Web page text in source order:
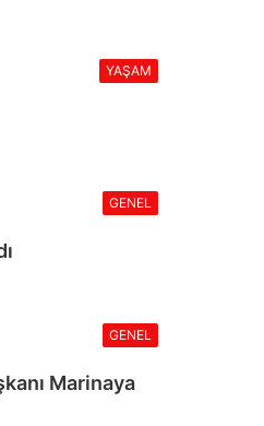
YAŞAM
GENEL
GENEL
Marinaya